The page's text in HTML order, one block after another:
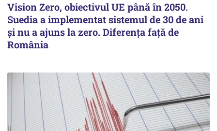
Vision Zero, obiectivul UE până în 2050.
Suedia a implementat sistemul de 30 de ani
şi nu a ajuns la zero. Diferenţa faţă de
România